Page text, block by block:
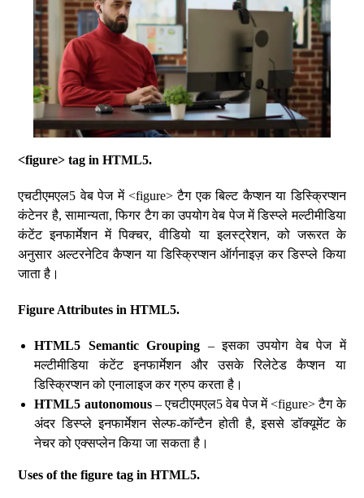
<figure> tag in HTML5.
एचटीएमएल5 वेब पेज में <figure> टैग एक बिल्ट कैप्शन या डिस्क्रिप्शन
कंटेनर है, सामान्यता, फिगर टैग का उपयोग वेब पेज में डिस्प्ले मल्टीमीडिया
कंटेंट इनफार्मेशन में पिक्चर, वीडियो या इलस्ट्रेशन, को जरूरत के
अनुसार अल्टरनेटिव कैप्शन या डिस्क्रिप्शन ऑर्गनाइज़ कर डिस्प्ले किया
जाता है।
Figure Attributes in HTML5.
HTML5 Semantic Grouping – इसका उपयोग वेब पेज में
मल्टीमीडिया कंटेंट इनफार्मेशन और उसके रिलेटेड कैप्शन या
डिस्क्रिप्शन को एनालाइज कर ग्रुप करता है।
HTML5 autonomous– एचटीएमएल5 वेब पेज में <figure> टैग के
अंदर डिस्प्ले इनफार्मेशन सेल्फ-कॉन्टैन होती है, इससे डॉक्यूमेंट के
नेचर को एक्सप्लेन किया जा सकता है।
Uses of the figure tag in HTML5.